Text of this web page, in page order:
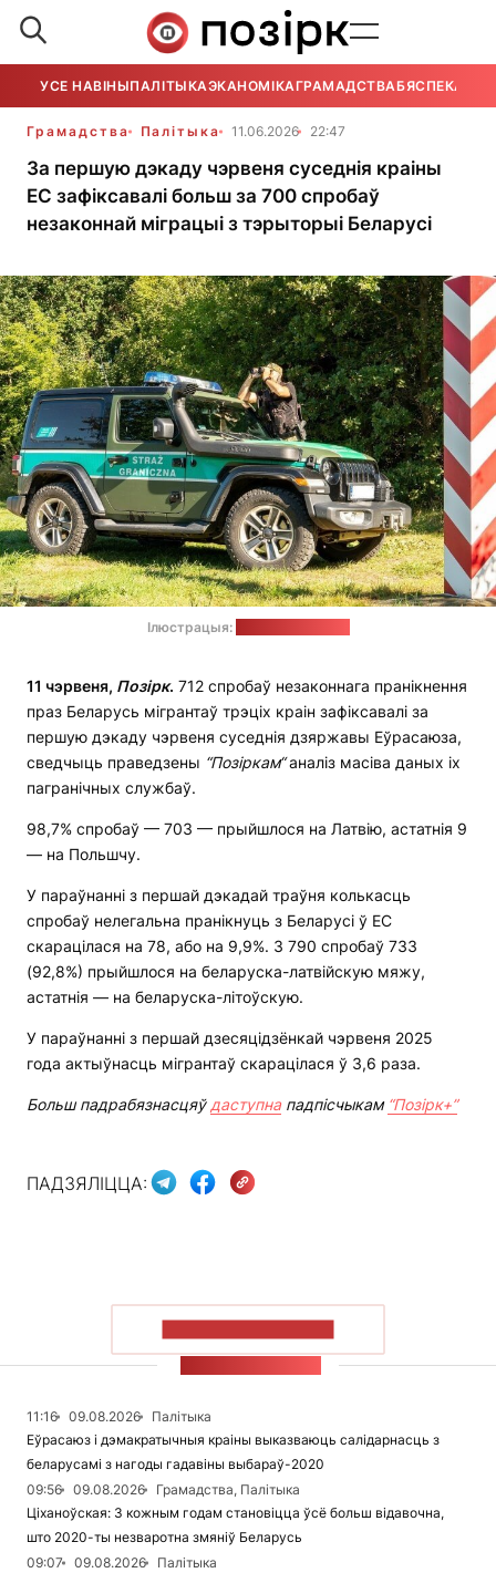
УСЕ НАВІНЫПАЛІТЫКАЭКАНОМІКАГРАМАДСТВАБЯСПЕКА
Грамадства Палітыка 11.06.2026 22:47
За першую дэкаду чэрвеня суседнія краіны
ЕС зафіксавалі больш за 700 спробаў
незаконнай міграцыі з тэрыторыі Беларусі
Ілюстрацыя:
11 чэрвеня, Позірк. 712 спробаў незаконнага пранікнення
праз Беларусь мігрантаў трэціх краін зафіксавалі за
першую дэкаду чэрвеня суседнія дзяржавы Еўрасаюза,
сведчыць праведзены “Позіркам“аналіз масіва даных іх
пагранічных службаў.
98,7% спробаў — 703 — прыйшлося на Латвію, астатнія 9
— на Польшчу.
У параўнанні з першай дэкадай траўня колькасць
спробаў нелегальна пранікнуць з Беларусі ў ЕС
скарацілася на 78, або на 9,9%. З 790 спробаў 733
(92,8%) прыйшлося на беларуска-латвійскую мяжу,
астатнія — на беларуска-літоўскую.
У параўнанні з першай дзесяцідзёнкай чэрвеня 2025
года актыўнасць мігрантаў скарацілася ў 3,6 раза.
Больш падрабязнасцяў даступнападпісчыкам “Позірк+”
ПАДЗЯЛІЦЦА:
11:16 09.08.2026
Палітыка
Еўрасаюз і дэмакратычныя краіны выказваюць салідарнасць з
беларусамі з нагоды гадавіны выбараў-2020
09:56
09.08.2026
Грамадства, Палітыка
Ціханоўская: З кожным годам становіцца ўсё больш відавочна,
што 2020-ты незваротна змяніў Беларусь
09:07
09.08.2026
Палітыка